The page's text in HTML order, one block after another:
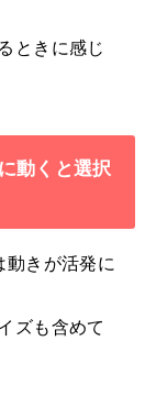
ときに感じ
動くと選択
きが活発に
ズも含めて